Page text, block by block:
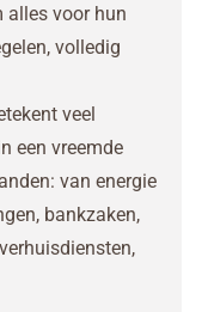
alles voor hun
volledig
veel
een vreemde
van energie
bankzaken,